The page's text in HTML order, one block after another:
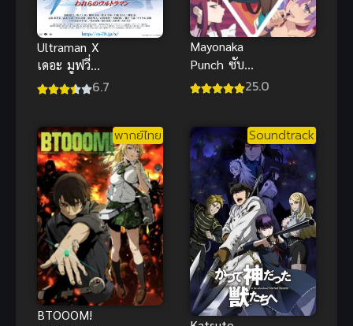
Ultraman X
เดอะ มูฟวี่
อุลตร้าแมน
พลังฮีโร่สุด
6.7
Mayonaka
Punch ซับ
ไทย
25.0
พากย์ไทย
BTOOOM!
Soundtrack